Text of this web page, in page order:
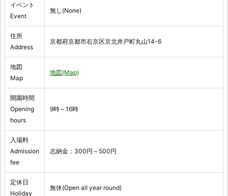
イベント
Event
無し(None)
住所
Address
京都府京都市右京区京北井戸町丸山14-6
地図
Map
地図(Map)
開園時間
Opening
hours
9時～16時
入場料
Admission
fee
志納金：300円～500円
定休日
Holiday
無休(Open all year round)